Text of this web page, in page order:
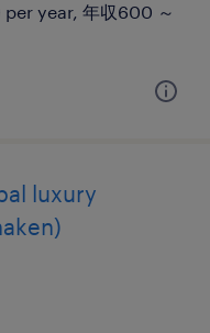
year, 年収600 ～
luxury